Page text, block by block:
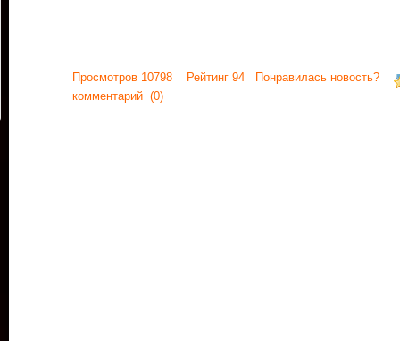
Просмотров 10798 Рейтинг 94 Понравилась новость?
комментарий (0)